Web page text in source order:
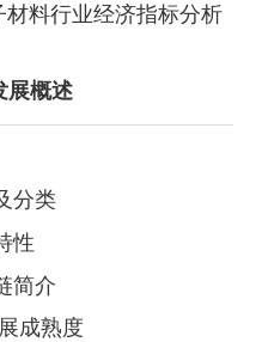
料行业经济指标分析
展概述
分类
性
简介
成熟度